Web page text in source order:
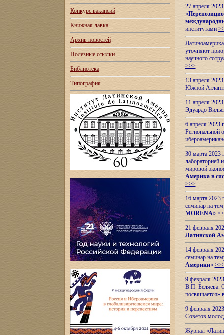
Конкурс вакансий
Книжная лавка
Архив новостей
Полезные ссылки
Библиотека
Типография
27 апреля
«
институтами
уточняют
научного
>>>
13 апреля
Южной
11 апреля
Эдуардо
6 апреля
Региональной
30 марта 2023
лабораторией
мировой
Америка в
>>>
16 марта 2023
семинар на
MORENA»
21 февраля
Латинской
14 февраля
семинар на
Америки»
9 февраля
В.П. Беляева.
посвящается»
9 февраля
Советов
Журнал